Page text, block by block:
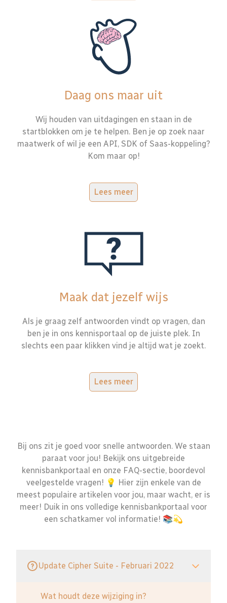
Daag ons maar uit
Wij houden van uitdagingen en staan in de
startblokken om je te helpen. Ben je op zoek naar
maatwerk of wil je een API, SDK of Saas-koppeling?
Kom maar op!
Lees meer
Maak dat jezelf wijs
Als je graag zelf antwoorden vindt op vragen, dan
ben je in ons kennisportaal op de juiste plek. In
slechts een paar klikken vind je altijd wat je zoekt.
Lees meer
Bij ons zit je goed voor snelle antwoorden. We staan
paraat voor jou! Bekijk ons uitgebreide
kennisbankportaal en onze FAQ-sectie, boordevol
veelgestelde vragen! 💡 Hier zijn enkele van de
meest populaire artikelen voor jou, maar wacht, er is
meer! Duik in ons volledige kennisbankportaal voor
een schatkamer vol informatie! 📚💫
Update Cipher Suite - Februari 2022
Wat houdt deze wijziging in?